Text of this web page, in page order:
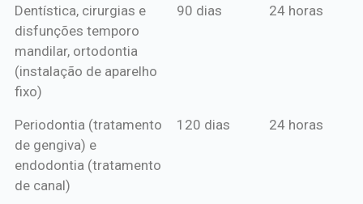
Dentística, cirurgias e
disfunções temporo
mandilar, ortodontia
(instalação de aparelho
fixo)
90 dias 24 horas
Periodontia (tratamento
de gengiva) e
endodontia (tratamento
de canal)
120 dias 24 horas